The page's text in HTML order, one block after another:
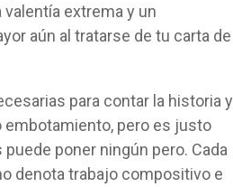
extrema y un
aún al tratarse de tu carta de
para contar la historia y
pero es justo
poner ningún pero. Cada
denota trabajo compositivo e